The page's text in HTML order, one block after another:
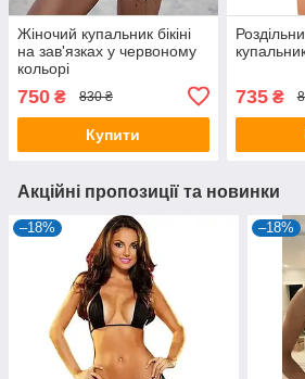
Жіночий купальник бікіні
на зав'язках у червоному
кольорі
750 ₴ 830 ₴
Купити
735₴
Акційні пропозиції та новинки
–18% –18%